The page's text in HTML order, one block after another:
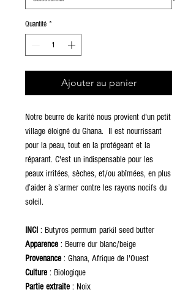
Quantité *
Ajouter au panier
Notre beurre de karité nous provient d'un petit
village éloigné du Ghana. Il est nourrissant
pour la peau, tout en la protégeant et la
réparant. C'est un indispensable pour les
peaux irritées, sèches, et/ou abîmées, en plus
d’aider à s’armer contre les rayons nocifs du
soleil.
INCI : Butyros permum parkil seed butter
Apparence : Beurre dur blanc/beige
Provenance : Ghana, Afrique de l'Ouest
Culture : Biologique
Partie extraite : Noix